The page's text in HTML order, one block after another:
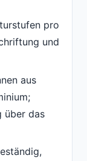
pro
und
aus
über das